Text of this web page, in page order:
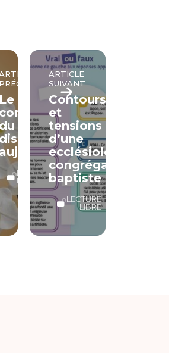
PRÉCÉDENT
contexte
LECTURE
LIBRE
ARTICLE
SUIVANT
Contours
et
tensions
d’une
ecclésiologie
congrégationaliste
baptiste
LECTURE
LIBRE